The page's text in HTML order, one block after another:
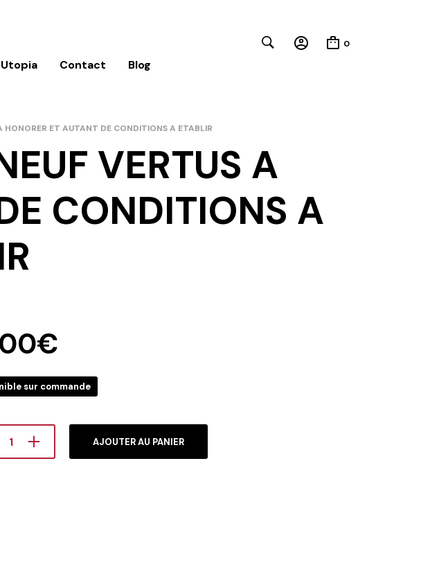
Contact Blog
0
HONORER ET AUTANT DE CONDITIONS A ETABLIR
VERTUS A
CONDITIONS A
€
sur commande
AJOUTER AU PANIER
Close